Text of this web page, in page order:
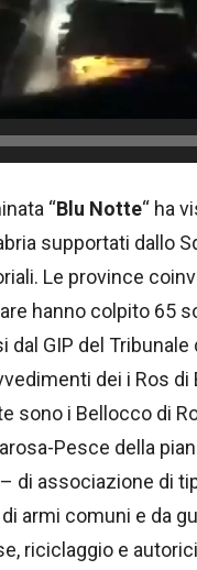
“Blu Notte“ ha
supportati dallo
Le province
hanno colpito 65
GIP del
dei i Ros
sono i Bellocco di
Pesce della
di associazione di
armi comuni e da
riciclaggio e